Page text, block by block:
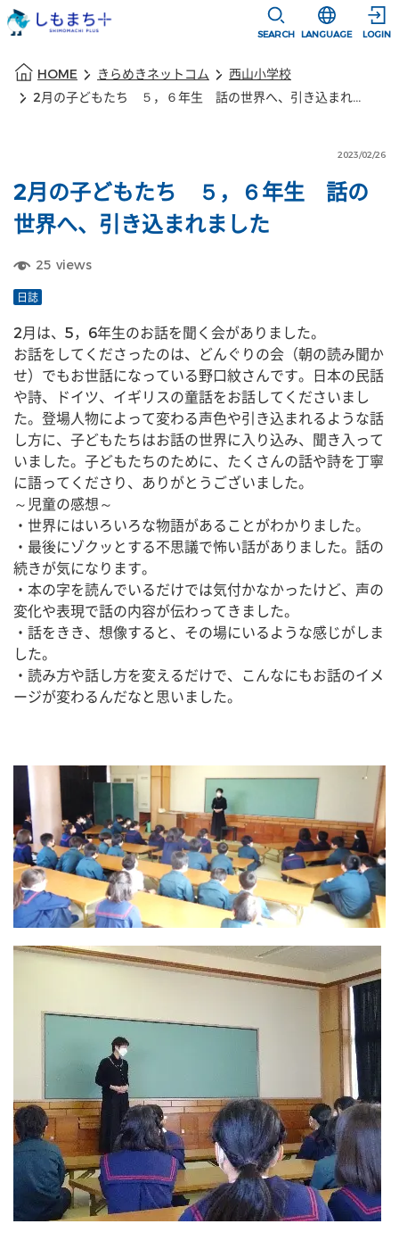
SEARCH
選択すると言
LANGUAGE LOGIN
HOME きらめきネットコム
西山小学校
2月の子どもたち ５，６年生 話の世界へ、引き込まれました
2023/02/26
2月の子どもたち ５，６年生 話の
世界へ、引き込まれました
25 views
日誌
2月は、5，6年生のお話を聞く会がありました。
お話をしてくださったのは、どんぐりの会（朝の読み聞か
せ）でもお世話になっている野口紋さんです。日本の民話
や詩、ドイツ、イギリスの童話をお話してくださいまし
た。登場人物によって変わる声色や引き込まれるような話
し方に、子どもたちはお話の世界に入り込み、聞き入って
いました。子どもたちのために、たくさんの話や詩を丁寧
に語ってくださり、ありがとうございました。
～児童の感想～
・世界にはいろいろな物語があることがわかりました。
・最後にゾクッとする不思議で怖い話がありました。話の
続きが気になります。
・本の字を読んでいるだけでは気付かなかったけど、声の
変化や表現で話の内容が伝わってきました。
・話をきき、想像すると、その場にいるような感じがしま
した。
・読み方や話し方を変えるだけで、こんなにもお話のイメ
ージが変わるんだなと思いました。